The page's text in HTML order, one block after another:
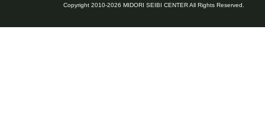
Copyright 2010-2026 MIDORI SEIBI CENTER All Rights Reserved.